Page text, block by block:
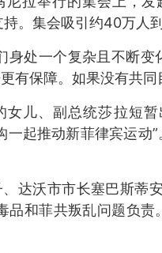
。集会吸引约40万人到
身处一个复杂且不断
有保障。如果没有共
女儿、副总统莎拉短
一起推动新菲律宾运
达沃市市长塞巴斯蒂
品和菲共叛乱问题负